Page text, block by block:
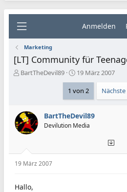
Anmelden
Marketing
[LT] Community für
E
l
l
e
BartTheDevil89
E
r
s
t
l
l
19 März 2007
1 von 2 Nächste
BartTheDevil89
Devilution Media
19 März 2007
Hallo,